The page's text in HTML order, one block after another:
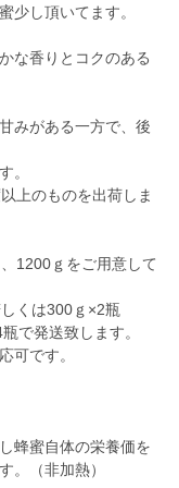
少し頂いてます。
な香りとコクのある
みがある一方で、後
。
上のものを出荷しま
1200ｇをご用意して
くは300ｇ×2瓶
で発送致します。
可です。
蜂蜜自体の栄養価を
。（非加熱）